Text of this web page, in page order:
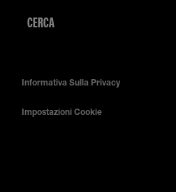
CERCA
Informativa Sulla Privacy
Impostazioni Cookie